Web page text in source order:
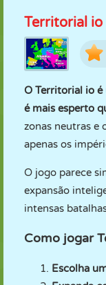
Territorial io
O Territorial io é
é mais esperto
zonas neutras e
apenas os
O jogo parece
expansão
intensas
Como jogar
Escolha